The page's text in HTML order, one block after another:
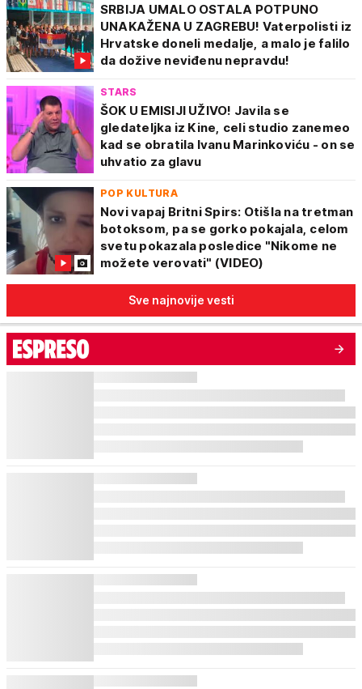
SRBIJA UMALO OSTALA POTPUNO
UNAKAŽENA U ZAGREBU! Vaterpolisti iz
Hrvatske doneli medalje, a malo je falilo
da dožive neviđenu nepravdu!
STARS
ŠOK U EMISIJI UŽIVO! Javila se
gledateljka iz Kine, celi studio zanemeo
kad se obratila Ivanu Marinkoviću - on se
uhvatio za glavu
POP KULTURA
Novi vapaj Britni Spirs: Otišla na tretman
botoksom, pa se gorko pokajala, celom
svetu pokazala posledice "Nikome ne
možete verovati" (VIDEO)
Sve najnovije vesti